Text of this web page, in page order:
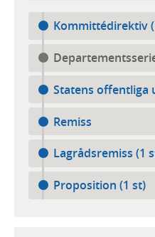
Kommittédirektiv
Statens offentliga
Remiss
Lagrådsremiss (1
Proposition (1 st)